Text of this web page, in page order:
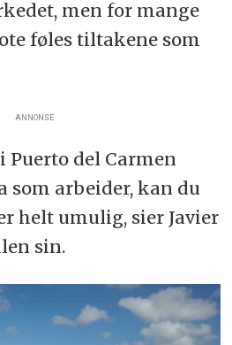
men for mange
føles tiltakene som
ANNONSE
Puerto del Carmen
som arbeider, kan du
helt umulig, sier Javier
sin.